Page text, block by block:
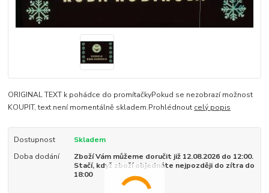
ORIGINAL TEXT k pohádce do promítačkyPokud se nezobrazí možnost
KOUPIT, text není momentálně skladem.Prohlédnout celý popis
Dostupnost
Skladem
Doba dodání
Zboží Vám můžeme doručit již 12.08.2026 do 12:00.
Stačí, když zboží objednáte nejpozději do zítra do
18:00